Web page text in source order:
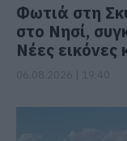
Φωτιά στη
στο Νησί,
Νέες εικόνες